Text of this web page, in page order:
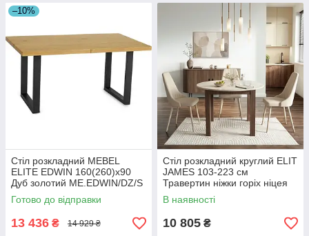
–10%
Стіл розкладний MEBEL
ELITE EDWIN 160(260)х90
Дуб золотий ME.EDWIN/DZ/S
Готово до відправки
13 436 ₴ 14 929 ₴
Стіл розкладний круглий ELIT
JAMES 103-223 см
Травертин ніжки горіх ніцея
W.JAMES/TRAW/ONI/S
В наявності
10 805 ₴